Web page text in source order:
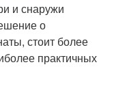
и снаружи
о
стоит более
практичных